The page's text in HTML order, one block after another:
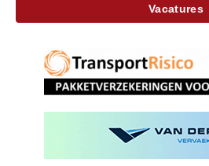
Vacatures